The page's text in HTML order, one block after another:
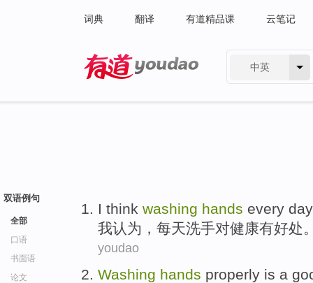
词典 翻译 有道精品课 云笔记
中英
双语例句
全部
口语
书面语
论文
I think washing hands every
我认为，每天洗手对健康有好处
youdao
Washing hands properly is a